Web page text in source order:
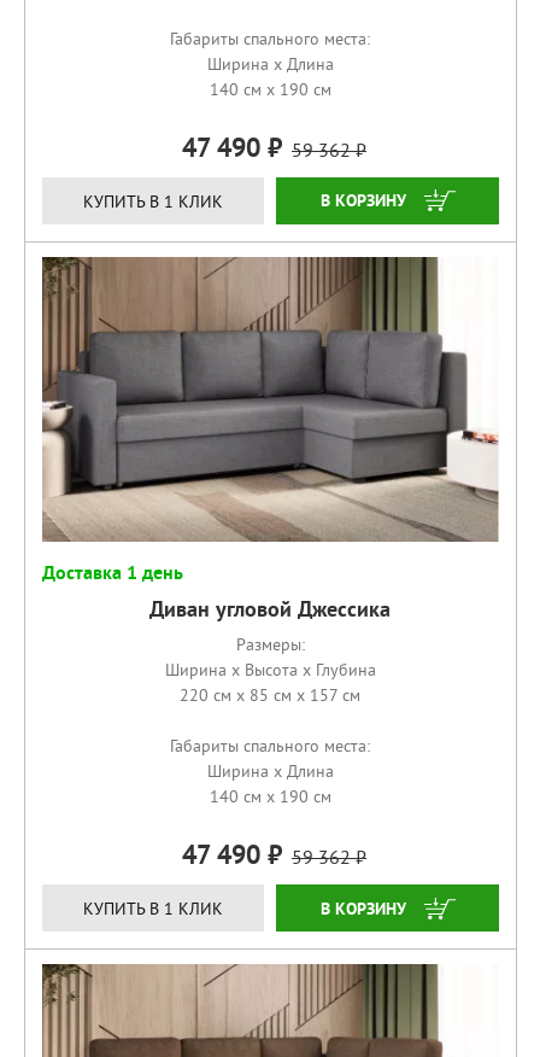
Габариты спального места:
Ширина x Длина
140 см x 190 см
47 490 59 362
КУПИТЬ В 1 КЛИК КУПИТЬ
Доставка 1 день
Диван угловой Джессика
Размеры:
Ширина x Высота x Глубина
220 см x 85 см x 157 см
Габариты спального места:
Ширина x Длина
140 см x 190 см
47 490 59 362
КУПИТЬ В 1 КЛИК КУПИТЬ